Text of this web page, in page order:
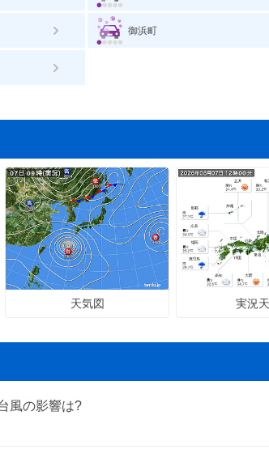
御浜町
天気図 実況
風の影響は?